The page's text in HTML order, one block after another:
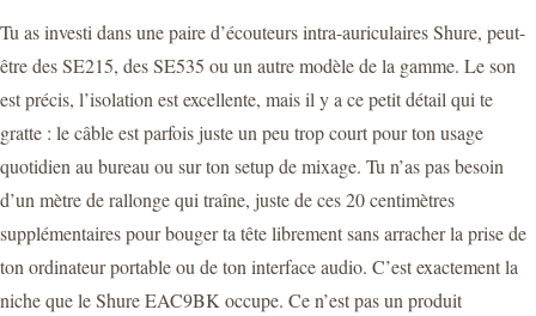
Tu as investi dans une paire d’écouteurs intra-auriculaires Shure, peut-
être des SE215, des SE535 ou un autre modèle de la gamme. Le son
est précis, l’isolation est excellente, mais il y a ce petit détail qui te
gratte : le câble est parfois juste un peu trop court pour ton usage
quotidien au bureau ou sur ton setup de mixage. Tu n’as pas besoin
d’un mètre de rallonge qui traîne, juste de ces 20 centimètres
supplémentaires pour bouger ta tête librement sans arracher la prise de
ton ordinateur portable ou de ton interface audio. C’est exactement la
niche que le Shure EAC9BK occupe. Ce n’est pas un produit